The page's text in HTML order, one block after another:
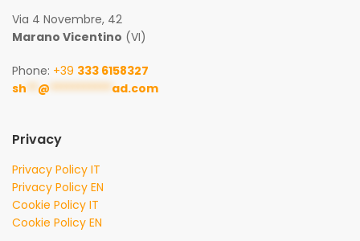
Via 4 Novembre, 42
Marano Vicentino (VI)
Phone: +39 333 6158327
sh ** @ *********** ad.com
Privacy
Privacy Policy IT
Privacy Policy EN
Cookie Policy IT
Cookie Policy EN